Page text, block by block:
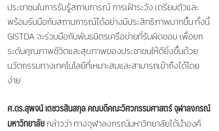
ประชาชนในการรับรู้สถานการณ์ การเฝ้าระวัง เตรียมตัวและ
พร้อมรับมือกับสถานการณ์ได้อย่างมีประสิทธิภาพมากขึ้น ทั้งนี้
GISTDA จะร่วมมือกับพันธมิตรเครือข่ายที่รับผิดชอบ เพื่อยก
ระดับคุณภาพชีวิตและสุขภาพของประชาชนให้ดียิ่งขึ้นด้วย
นวัตกรรมทางเทคโนโลยีที่เหมาะสมและสามารถเข้าถึงได้โดย
ง่าย
ศ.ดร.สุพจน์ เตชวรสินสกุล คณบดีคณะวิศวกรรมศาสตร์ จุฬาลงกรณ์
มหาวิทยาลัยกล่าวว่า ทางจุฬาลงกรณ์มหาวิทยาลัยได้นำองค์